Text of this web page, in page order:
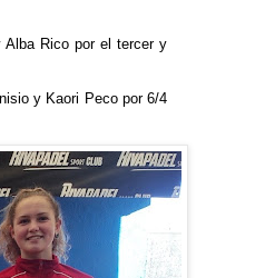
Alba Rico por el tercer y
y Kaori Peco por 6/4